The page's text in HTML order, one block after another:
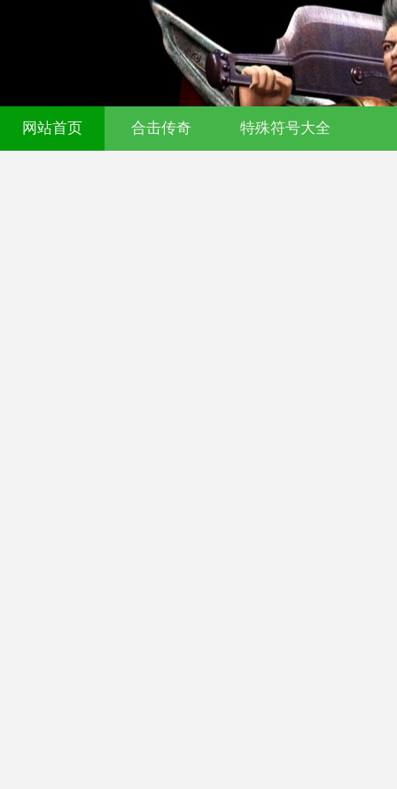
网站首页 合击传奇 特殊符号大全